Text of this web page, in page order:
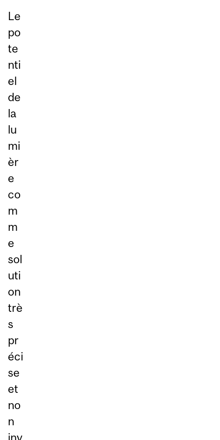
Le
po
te
nti
el
de
la
lu
mi
èr
e
co
m
m
e
sol
uti
on
trè
s
pr
éci
se
et
no
n